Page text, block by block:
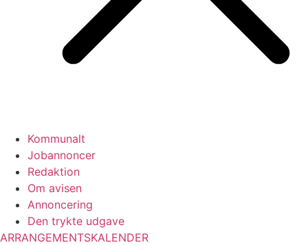
Kommunalt
Jobannoncer
Redaktion
Om avisen
Annoncering
Den trykte udgave
ARRANGEMENTSKALENDER